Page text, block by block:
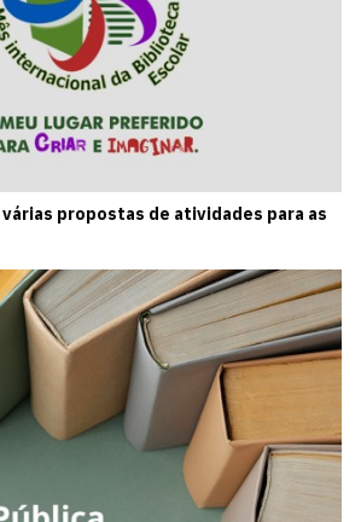
propostas de atividades para as